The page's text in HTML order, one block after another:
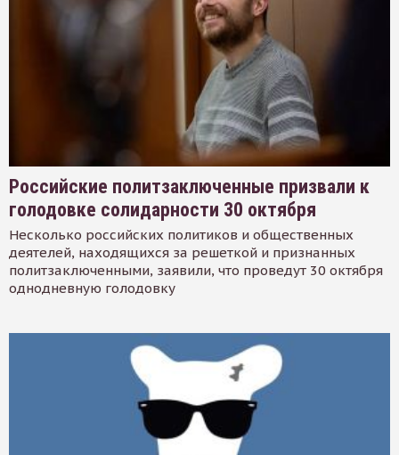
Российские политзаключенные призвали к
голодовке солидарности 30 октября
Несколько российских политиков и общественных
деятелей, находящихся за решеткой и признанных
политзаключенными, заявили, что проведут 30 октября
однодневную голодовку